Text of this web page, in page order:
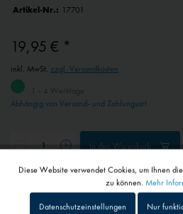
Artikel-Nr.: 17701
19,95 € *
inkl. MwSt. zzgl. Versandkosten
Abhängig von Versand- und Zahlungsart
In den Warenkorb
Schneller Versand
Sendungsverfolgung bei Paketen
Diese Website verwendet Cookies, um Ihnen
zu können. Mehr
Datenschutzeinstellungen Nur